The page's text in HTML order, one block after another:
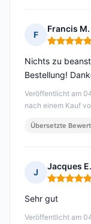
F
Francis M.
Hinweis: 5
Veröffentlicht am
nach einem Kauf
Nichts zu
Bestellung!
Übersetzte
J
Jacques E.
Hinweis: 5
Veröffentlicht am
Sehr gut